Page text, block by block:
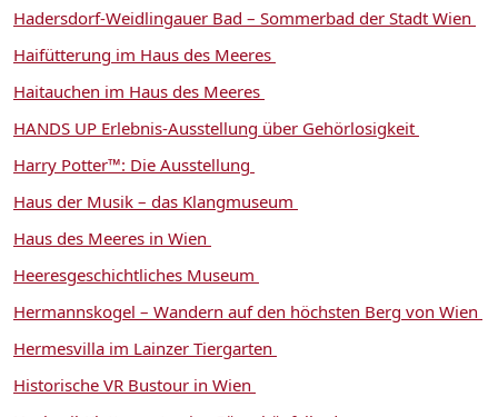
Hadersdorf-Weidlingauer Bad – Sommerbad der Stadt Wien
Haifütterung im Haus des Meeres
Haitauchen im Haus des Meeres
HANDS UP Erlebnis-Ausstellung über Gehörlosigkeit
Harry Potter™: Die Ausstellung
Haus der Musik – das Klangmuseum
Haus des Meeres in Wien
Heeresgeschichtliches Museum
Hermannskogel – Wandern auf den höchsten Berg von Wien
Hermesvilla im Lainzer Tiergarten
Historische VR Bustour in Wien